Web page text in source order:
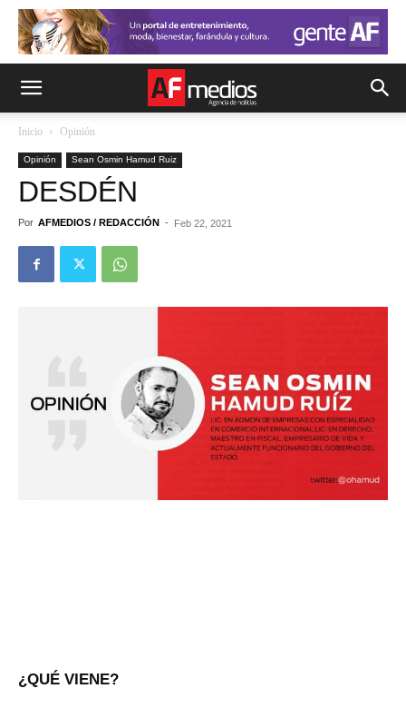
Inicio Opinión
Opinión Sean Osmin Hamud Ruiz
DESDÉN
Por AFMEDIOS / REDACCIÓN - Feb 22, 2021
¿QUÉ VIENE?